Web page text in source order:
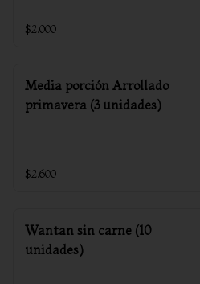
$2.000
Media porción Arrollado
primavera (3 unidades)
$2.600
Wantan sin carne (10
unidades)